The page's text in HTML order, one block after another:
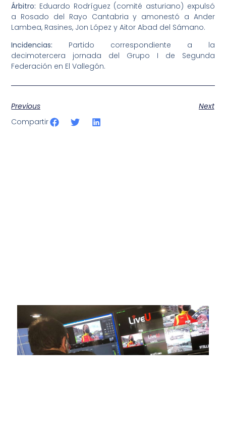
Árbitro: Eduardo Rodríguez (comité asturiano) expulsó
a Rosado del Rayo Cantabria y amonestó a Ander
Lambea, Rasines, Jon López y Aitor Abad del Sámano.
Incidencias: Partido correspondiente a la
decimotercera jornada del Grupo I de Segunda
Federación en El Vallegón.
Previous
Next
Compartir